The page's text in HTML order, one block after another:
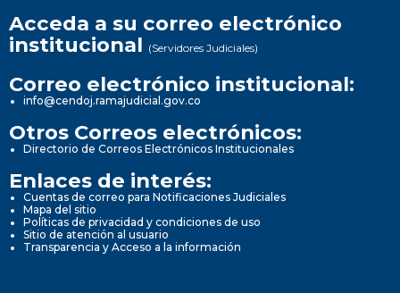
Acceda a su correo electrónico
institucional (Servidores Judiciales)
Correo electrónico institucional:
info@cendoj.ramajudicial.gov.co
Otros Correos electrónicos:
Directorio de Correos Electrónicos Institucionales
Enlaces de interés:
Cuentas de correo para Notificaciones Judiciales
Mapa del sitio
Políticas de privacidad y condiciones de uso
Sitio de atención al usuario
Transparencia y Acceso a la información